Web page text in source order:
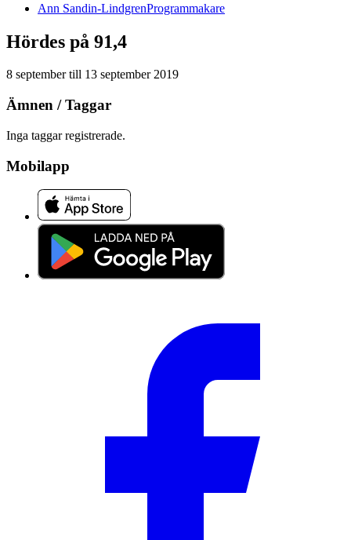
Ann Sandin-LindgrenProgrammakare
Hördes på 91,4
8 septembertill 13 september 2019
Ämnen / Taggar
Inga taggar registrerade.
Mobilapp